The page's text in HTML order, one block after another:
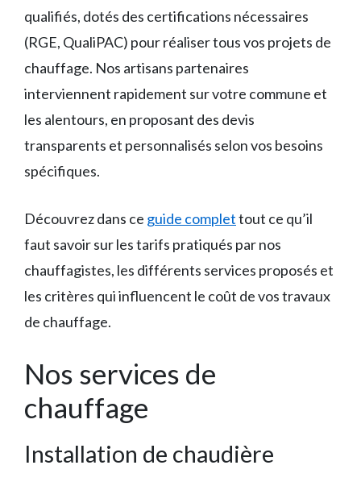
qualifiés, dotés des certifications nécessaires
(RGE, QualiPAC) pour réaliser tous vos projets de
chauffage. Nos artisans partenaires
interviennent rapidement sur votre commune et
les alentours, en proposant des devis
transparents et personnalisés selon vos besoins
spécifiques.
Découvrez dans ce guide complettout ce qu’il
faut savoir sur les tarifs pratiqués par nos
chauffagistes, les différents services proposés et
les critères qui influencent le coût de vos travaux
de chauffage.
Nos services de
chauffage
Installation de chaudière